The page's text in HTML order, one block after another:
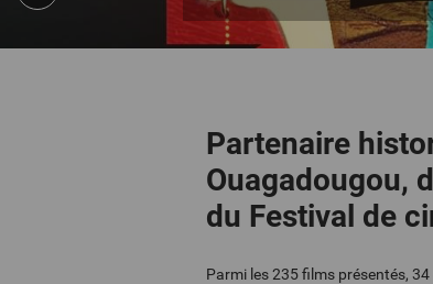
Partenaire
Ouagadougou,
du Festival de
Parmi les 235 films présentés,